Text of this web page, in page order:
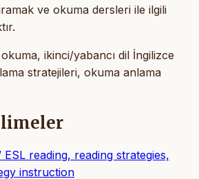
ve okuma dersleri ile ilgili
ikinci/yabancı dil İngilizce
stratejileri, okuma anlama
ESL reading, reading strategies,
instruction